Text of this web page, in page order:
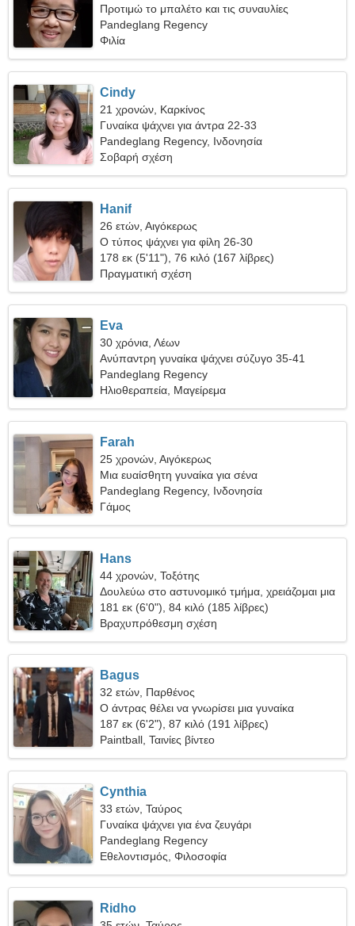
Προτιμώ το μπαλέτο και τις συναυλίες
Pandeglang Regency
Φιλία
Cindy
21 χρονών, Καρκίνος
Γυναίκα ψάχνει για άντρα 22-33
Pandeglang Regency, Ινδονησία
Σοβαρή σχέση
Hanif
26 ετών, Αιγόκερως
Ο τύπος ψάχνει για φίλη 26-30
178 εκ (5'11"), 76 κιλό (167 λίβρες)
Πραγματική σχέση
Eva
30 χρόνια, Λέων
Ανύπαντρη γυναίκα ψάχνει σύζυγο 35-41
Pandeglang Regency
Ηλιοθεραπεία, Μαγείρεμα
Farah
25 χρονών, Αιγόκερως
Μια ευαίσθητη γυναίκα για σένα
Pandeglang Regency, Ινδονησία
Γάμος
Hans
44 χρονών, Τοξότης
Δουλεύω στο αστυνομικό τμήμα, χρειάζομαι μια
λεπτή γυναίκα
181 εκ (6'0"), 84 κιλό (185 λίβρες)
Βραχυπρόθεσμη σχέση
Bagus
32 ετών, Παρθένος
Ο άντρας θέλει να γνωρίσει μια γυναίκα
187 εκ (6'2"), 87 κιλό (191 λίβρες)
Paintball, Ταινίες βίντεο
Cynthia
33 ετών, Ταύρος
Γυναίκα ψάχνει για ένα ζευγάρι
Pandeglang Regency
Εθελοντισμός, Φιλοσοφία
Ridho